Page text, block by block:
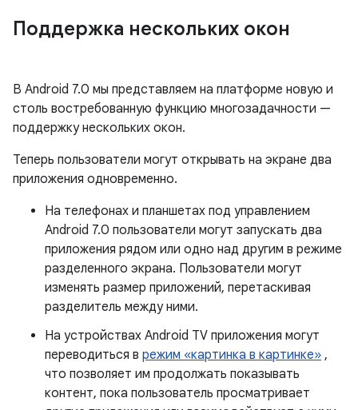
Поддержка нескольких окон
В Android 7.0 мы представляем на платформе новую и
столь востребованную функцию многозадачности —
поддержку нескольких окон.
Теперь пользователи могут открывать на экране два
приложения одновременно.
На телефонах и планшетах под управлением
Android 7.0 пользователи могут запускать два
приложения рядом или одно над другим в режиме
разделенного экрана. Пользователи могут
изменять размер приложений, перетаскивая
разделитель между ними.
На устройствах Android TV приложения могут
переводиться в режим «картинка в картинке» ,
что позволяет им продолжать показывать
контент, пока пользователь просматривает